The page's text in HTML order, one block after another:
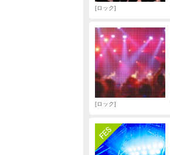
ロック
ロック